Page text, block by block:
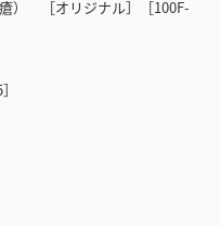
） ［オリジナル］［100F-